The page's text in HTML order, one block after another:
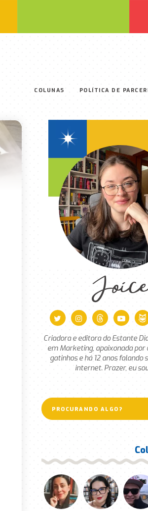
COLUNAS POLÍTICA DE
Criadora e editora do Estante
em Marketing, apaixonada por
gatinhos e há 12 anos falando
internet. Prazer, eu